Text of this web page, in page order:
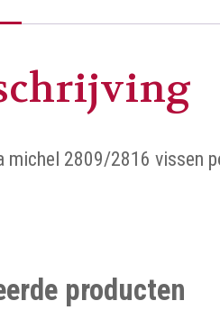
michel 2809/2816 vissen
producten